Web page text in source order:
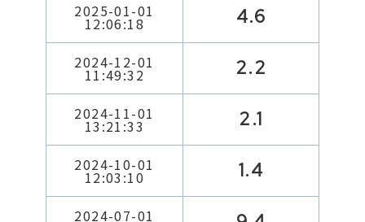
2025-01-01
12:06:18 4.6
2024-12-01
11:49:32 2.2
2024-11-01
13:21:33 2.1
2024-10-01
12:03:10 1.4
2024-07-01